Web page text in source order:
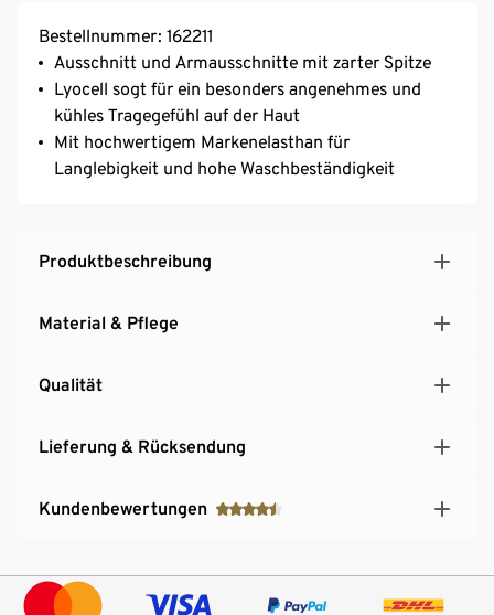
Bestellnummer: 162211
Ausschnitt und Armausschnitte mit zarter Spitze
Lyocell sogt für ein besonders angenehmes und
kühles Tragegefühl auf der Haut
Mit hochwertigem Markenelasthan für
Langlebigkeit und hohe Waschbeständigkeit
Produktbeschreibung
Material & Pflege
Qualität
Lieferung & Rücksendung
Kundenbewertungen